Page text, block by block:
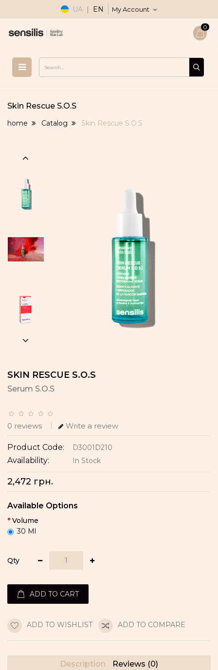
UA EN My Account
0
Skin Rescue S.O.S
home Catalog Skin Rescue S.O.S
SKIN RESCUE S.O.S
Serum S.O.S
0 reviews Write a review
Product Code: D3001D210
Availability: In Stock
2,472 грн.
Available Options
Volume
30 Ml
Qty
ADD TO CART
ADD TO WISHLIST ADD TO COMPARE
Description Reviews (0)